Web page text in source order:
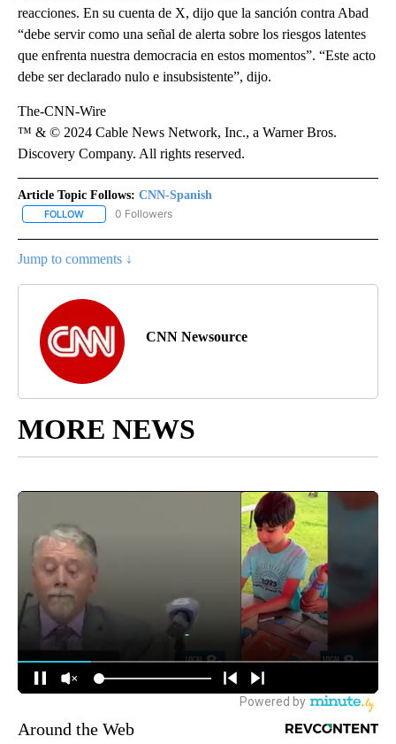
reacciones. En su cuenta de X, dijo que la sanción contra Abad
“debe servir como una señal de alerta sobre los riesgos latentes
que enfrenta nuestra democracia en estos momentos”. “Este acto
debe ser declarado nulo e insubsistente”, dijo.
The-CNN-Wire
™ & © 2024 Cable News Network, Inc., a Warner Bros.
Discovery Company. All rights reserved.
Article Topic Follows: CNN-Spanish
FOLLOW FOLLOW "CNN-SPANISH" TO RECEIVE NOTIFICATIONS ABOUT
0 Followers
Jump to comments ↓
CNN Newsource
MORE NEWS
Around the Web